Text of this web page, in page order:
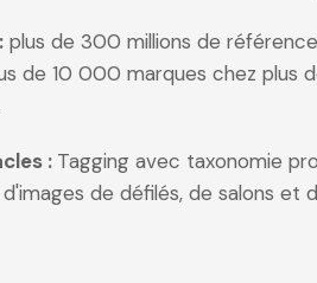
plus de 300 millions de
de 10 000 marques chez plus
: Tagging avec taxonomie
d'images de défilés, de salons et